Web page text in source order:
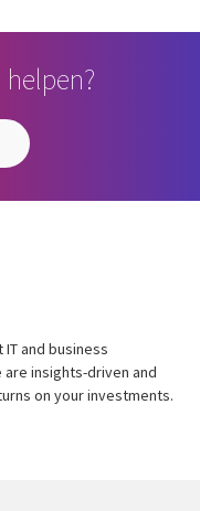
IT and business
insights-driven and
on your investments.